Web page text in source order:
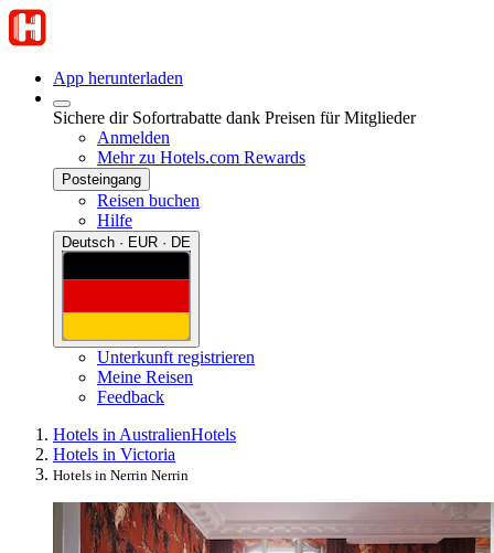
App herunterladen
Sichere dir Sofortrabatte dank Preisen für Mitglieder
Anmelden
Mehr zu Hotels.com Rewards
Posteingang
Reisen buchen
Hilfe
Deutsch · EUR · DE
Unterkunft registrieren
Meine Reisen
Feedback
Hotels in AustralienHotels
Hotels in Victoria
Hotels in Nerrin Nerrin